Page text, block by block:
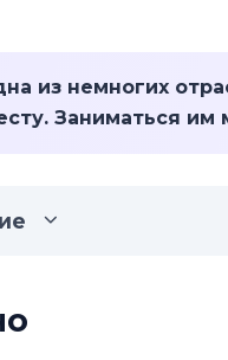
из немногих
Заниматься